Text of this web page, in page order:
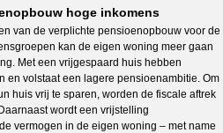
hoge inkomens
van de verplichte pensioenopbouw voor de
kan de eigen woning meer gaan
Met een vrijgespaard huis hebben
en volstaat een lagere pensioenambitie. Om
huis vrij te sparen, worden de fiscale aftrek
wordt een vrijstelling
vermogen in de eigen woning – met name